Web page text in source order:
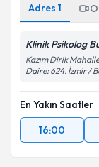
Adres 1
Klinik Psikolog
Kazım Dirik
Daire: 624. İzmir /
En Yakın Saatler
16:00